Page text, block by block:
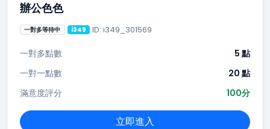
辦公色色
一對多等待中 i349 ID: i349_301569
一對多點數
5 點
一對一點數
20 點
滿意度評分
100分
立即進入